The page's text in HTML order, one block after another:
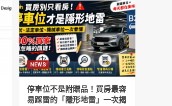
NEWS
停車位不是附贈品！買房最容
易踩雷的「隱形地雷」一次揭